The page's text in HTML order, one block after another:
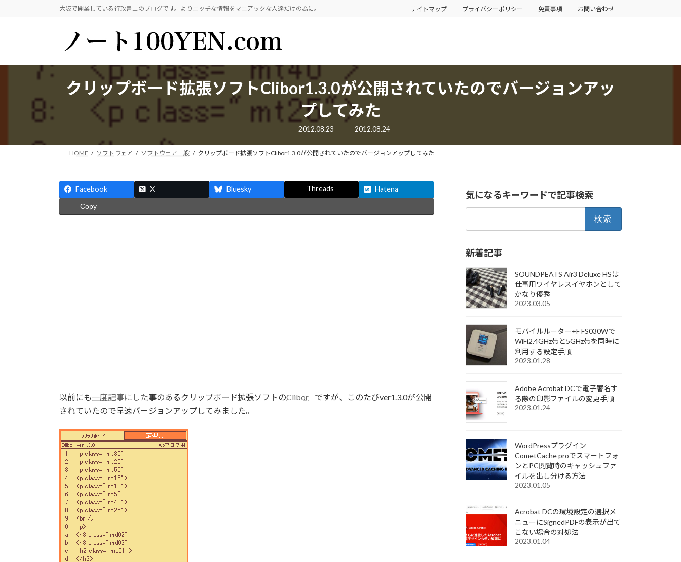
へ
ョ
大阪で開業している行政書士のブログです。よりニッチな情報をマニアックな人達だけの為に。 サイトマップ プライバシーポリシー 免責事項 お問い合わせ
クリップボード拡張ソフトClibor1.3.0が公開されていたのでバージョンアッ
プしてみた
2012.08.23
最
新
日
2012.08.24
HOME ソフトウェア ソフトウェア一般 クリップボード拡張ソフトClibor1.3.0が公開されていたのでバージョンアップしてみた
Facebook X Bluesky Threads Hatena
Copy
以前にも一度記事にした事のあるクリップボード拡張ソフトのClibor
ですが、このたびver1.3.0が公開
されていたので早速バージョンアップしてみました。
気になるキーワードで記事検索
新着記事
SOUNDPEATS Air3 Deluxe HSは
仕事用ワイヤレスイヤホンとして
かなり優秀
2023.03.05
モバイルルーター+F FS030Wで
WiFi2.4GHz帯と5GHz帯を同時に
利用する設定手順
2023.01.28
Adobe Acrobat DCで電子署名す
る際の印影ファイルの変更手順
2023.01.24
WordPressプラグイン
CometCache proでスマートフォ
ンとPC閲覧時のキャッシュファ
イルを出し分ける方法
2023.01.05
Acrobat DCの環境設定の選択メ
ニューにSignedPDFの表示が出て
こない場合の対処法
2023.01.04